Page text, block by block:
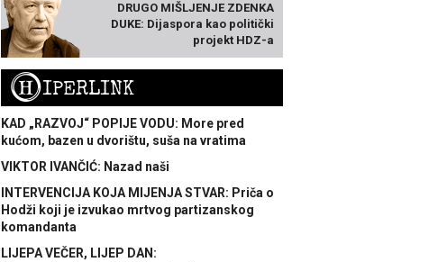
DRUGO MIŠLJENJE ZDENKA
DUKE: Dijaspora kao politički
projekt HDZ-a
HIPERLINK
KAD „RAZVOJ“ POPIJE VODU: More pred
kućom, bazen u dvorištu, suša na vratima
VIKTOR IVANČIĆ: Nazad naši
INTERVENCIJA KOJA MIJENJA STVAR: Priča o
Hodži koji je izvukao mrtvog partizanskog
komandanta
LIJEPA VEČER, LIJEP DAN: